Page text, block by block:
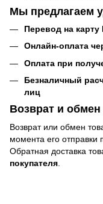
Мы предлагаем
Перевод на карту
Онлайн-оплата
Оплата при
Безналичный
лиц
Возврат и обмен
Возврат или обмен
момента его отправки
Обратная доставка
покупателя